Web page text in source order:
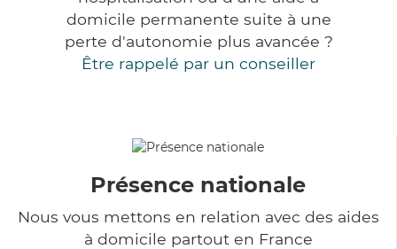
domicile permanente suite à une
perte d'autonomie plus avancée ?
Être rappelé par un conseiller
Présence nationale
Nous vous mettons en relation avec des aides
à domicile partout en France